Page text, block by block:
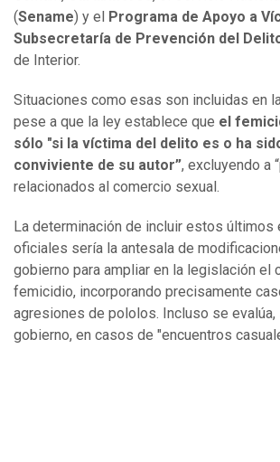
(Sename) y el
Programa de Apoyo a
Subsecretaría de Prevención del
de Interior.
Situaciones como esas son incluidas en
pese a que la ley establece que el
sólo "si la víctima del delito es o ha
conviviente de su autor”, excluyendo a
relacionados al comercio sexual.
La determinación de incluir estos últimos
oficiales sería la antesala de
gobierno para ampliar en la legislación el
femicidio, incorporando precisamente
agresiones de pololos. Incluso se
gobierno, en casos de "encuentros